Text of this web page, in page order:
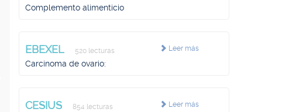
Complemento alimenticio
Leer más
EBEXEL 520 lecturas
Carcinoma de ovario:
Leer más
CESIUS 854 lecturas